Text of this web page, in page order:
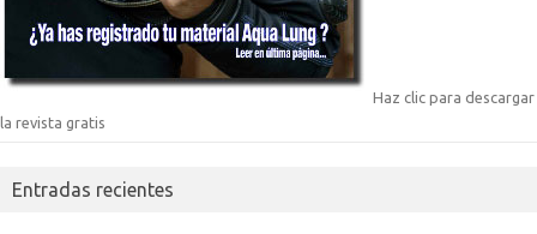
Haz clic para descargar
la revista gratis
Entradas recientes